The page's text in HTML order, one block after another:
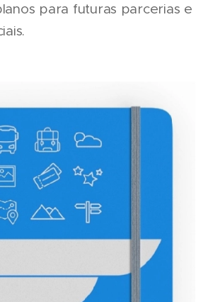
para futuras parcerias e